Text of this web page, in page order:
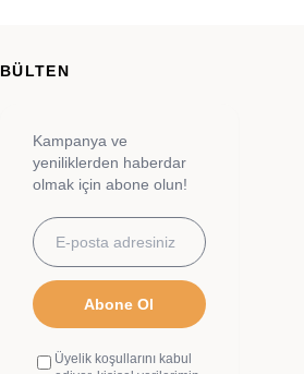
BÜLTEN
Kampanya ve
yeniliklerden haberdar
olmak için abone olun!
Abone Ol
Üyelik koşullarını kabul